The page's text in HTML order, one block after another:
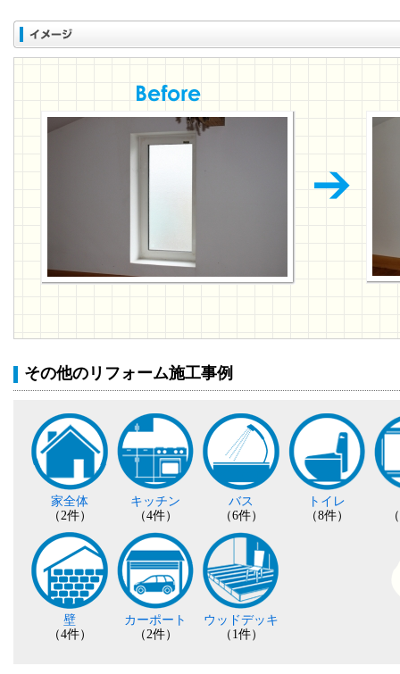
その他のリフォーム施工事例
家全体
（2件）
キッチン
（4件）
バス
（6件）
トイレ
（8件）
壁
（4件）
カーポート
（2件）
ウッドデッキ
（1件）